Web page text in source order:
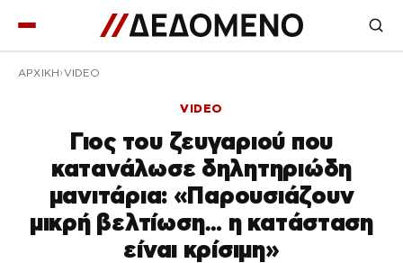
ΑΡΧΙΚΉ VIDEO
VIDEO
Γιος του ζευγαριού που
κατανάλωσε δηλητηριώδη
μανιτάρια: «Παρουσιάζουν
μικρή βελτίωση… η κατάσταση
είναι κρίσιμη»